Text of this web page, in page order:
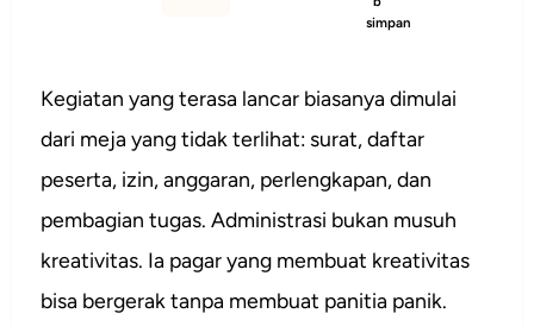
simpan
Kegiatan yang terasa lancar biasanya dimulai
dari meja yang tidak terlihat: surat, daftar
peserta, izin, anggaran, perlengkapan, dan
pembagian tugas. Administrasi bukan musuh
kreativitas. Ia pagar yang membuat kreativitas
bisa bergerak tanpa membuat panitia panik.